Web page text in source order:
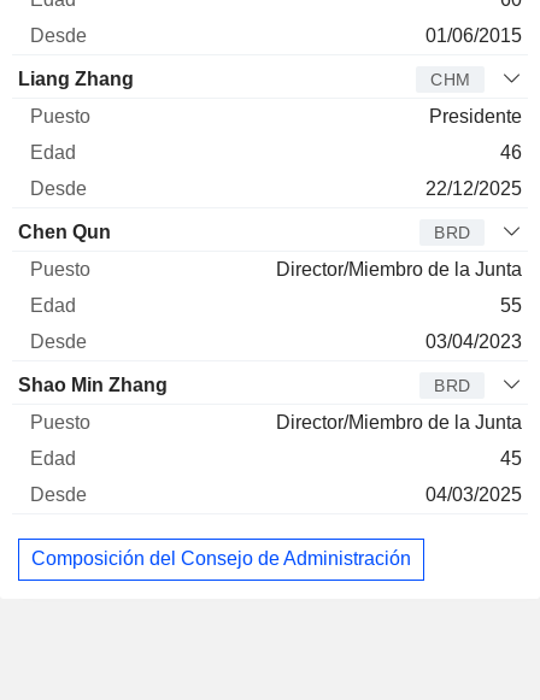
01/06/2015
Liang Zhang CHM
Presidente
46
22/12/2025
Chen Qun BRD
Director/Miembro de la Junta
55
03/04/2023
Shao Min Zhang BRD
Director/Miembro de la Junta
45
04/03/2025
Composición del Consejo de Administración